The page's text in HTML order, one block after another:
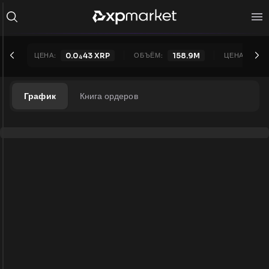
ЦЕНА: 0.0443 XRP ОБЪЁМ: 158.9M ЦЕНА 24Ч:
График Книга ордеров